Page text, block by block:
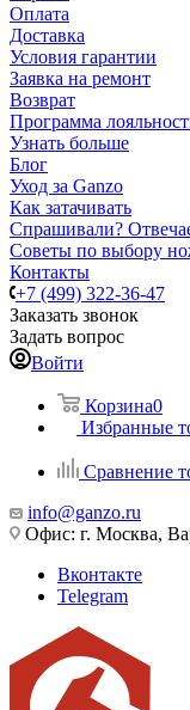
Оплата
Доставка
Условия гарантии
Заявка на ремонт
Возврат
Программа
Узнать больше
Блог
Уход за Ganzo
Как затачивать
Спрашивали?
Советы по выбору
Контакты
+7 (499) 322-36-47
Заказать звонок
Задать вопрос
Войти
Корзина0
Избранные
Сравнение
info@ganzo.ru
Офис: г. Москва,
Вконтакте
Telegram